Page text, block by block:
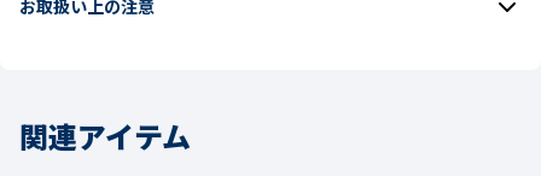
お取扱い上の注意
関連アイテム